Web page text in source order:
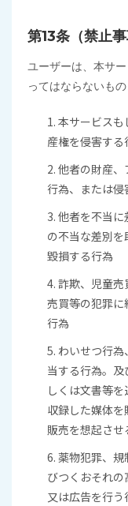
第13条（禁止事
ユーザーは、本サ
ってはならないもの
1. 本サービス
産権を侵害す
2. 他者の財産
行為、または
3. 他者を不当
の不当な差別
毀損する行為
4. 詐欺、児童
売買等の犯罪
行為
5. わいせつ行
当する行為。
しくは文書等
収録した媒体を
販売を想起さ
6. 薬物犯罪、
びつくおそれ
又は広告を行う